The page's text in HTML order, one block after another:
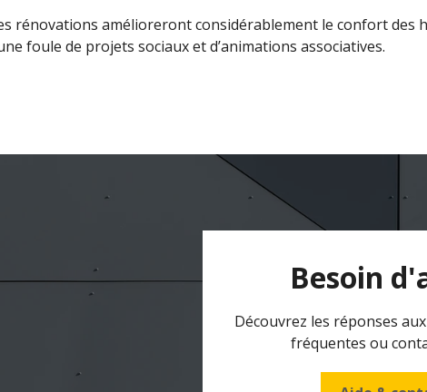
rénovations amélioreront considérablement le confort des
foule de projets sociaux et d’animations associatives.
Besoin
Découvrez les réponses
fréquentes ou